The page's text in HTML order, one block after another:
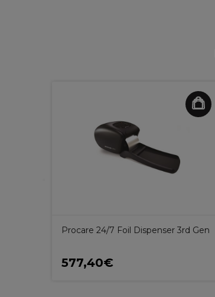
Procare 24/7 Foil Dispenser 3rd Gen
577,40€